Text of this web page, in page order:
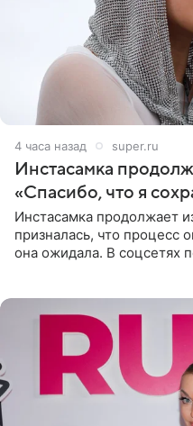
4 часа назад super.ru
Инстасамка
«Спасибо, что я
Инстасамка продолжает
призналась, что процесс
она ожидала. В соцсетях